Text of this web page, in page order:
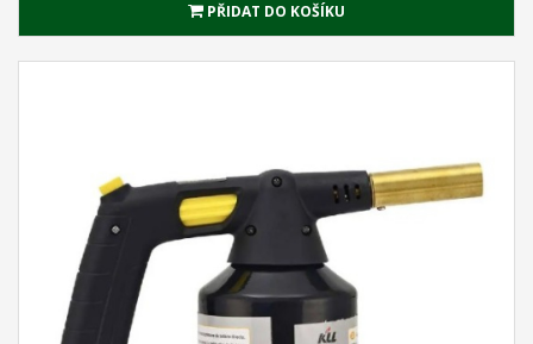
PŘIDAT DO KOŠÍKU